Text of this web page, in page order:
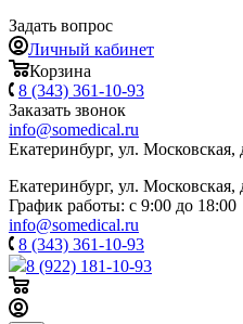
Задать вопрос
Личный кабинет
Корзина
8 (343) 361-10-93
Заказать звонок
info@somedical.ru
Екатеринбург, ул. Московская,
Екатеринбург, ул. Московская,
График работы: с 9:00 до 18:00
info@somedical.ru
8 (343) 361-10-93
8 (922) 181-10-93